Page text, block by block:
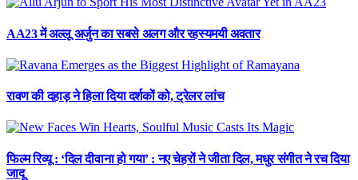
AA23 में अल्लू अर्जुन का सबसे अलग और रहस्यमयी अवतार
रावण की दहाड़ ने हिला दिया दर्शकों को, ट्रेलर लांच
फिल्म रिव्यू : ‘दिल दीवाना हो गया’ : नए चेहरों ने जीता दिल, मधुर संगीत ने रच दिया
जादू